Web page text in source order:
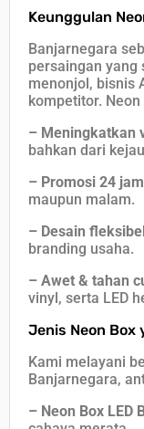
Keunggulan
Banjarnegara
persaingan yang
menonjol, bisnis
kompetitor.
– Meningkatkan
bahkan dari
– Promosi 24 jam
maupun malam.
– Desain fleksibel
branding usaha.
– Awet & tahan
vinyl, serta LED
Jenis Neon Box
Kami melayani
Banjarnegara,
– Neon Box LED